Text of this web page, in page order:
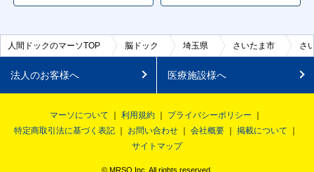
人間ドックのマーソTOP 脳ドック 埼玉県 さいたま市 さ
法人のお客様へ 医療施設様へ
マーソについて 利用規約
プライバシーポリシー
特定商取引法に基づく表記
お問い合わせ 会社概要
掲載について
サイトマップ
© MRSO Inc. All rights reserved.